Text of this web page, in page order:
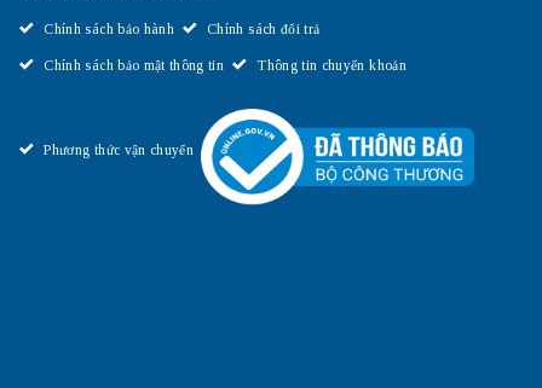
Chính sách bảo hành Chính sách đổi trả
Chính sách bảo mật thông tin Thông tin chuyển khoản
Phương thức vận chuyển